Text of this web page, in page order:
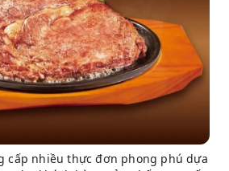
cấp nhiều thực đơn phong phú dựa